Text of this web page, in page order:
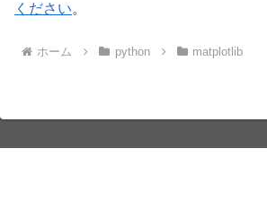
ください。
ホーム python matplotlib